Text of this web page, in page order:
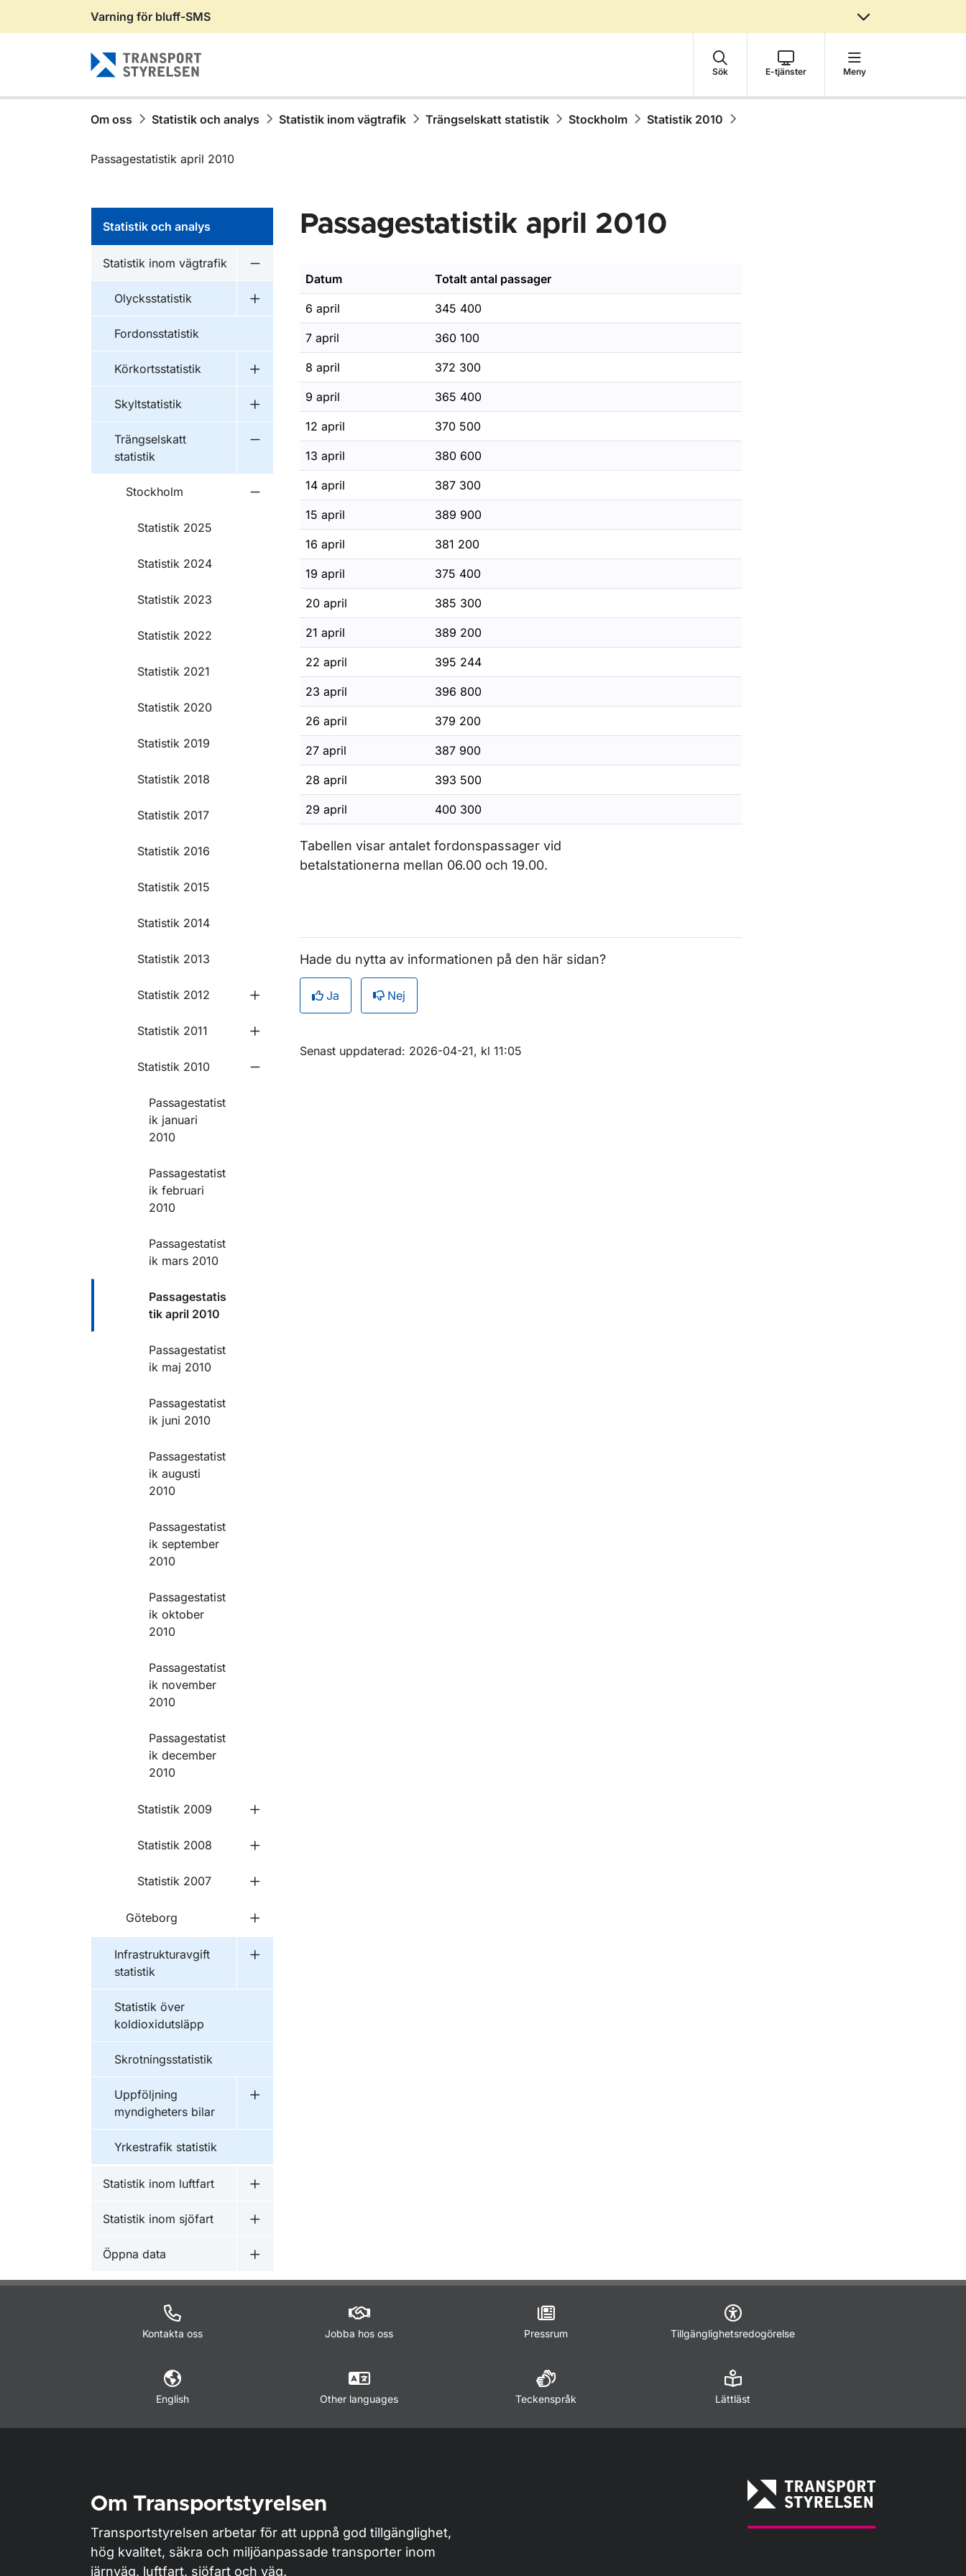
Gå till sidans innehåll
Varning för bluff-SMS
Sök E-tjänster Meny
Om oss Statistik och analys Statistik inom vägtrafik Trängselskatt statistik Stockholm Statistik 2010
Passagestatistik april 2010
Statistik och analys
Statistik inom vägtrafik
Undermeny för Statistik inom vägtrafik
Olycksstatistik
Undermeny för Olycksstatistik
Fordonsstatistik
Körkortsstatistik
Undermeny för Körkortsstatistik
Skyltstatistik
Undermeny för Skyltstatistik
Trängselskatt
statistik
Stockholm
Undermeny för Stockholm
Statistik 2025
Statistik 2024
Statistik 2023
Statistik 2022
Statistik 2021
Statistik 2020
Statistik 2019
Statistik 2018
Statistik 2017
Statistik 2016
Statistik 2015
Statistik 2014
Statistik 2013
Statistik 2012
Undermeny för Statistik 2012
Statistik 2011
Undermeny för Statistik 2011
Statistik 2010
Passagestatist
ik januari
2010
Passagestatist
ik februari
2010
Passagestatist
ik mars 2010
Passagestatis
tik april 2010
Passagestatist
ik maj 2010
Passagestatist
ik juni 2010
Passagestatist
ik augusti
2010
Passagestatist
ik september
2010
Passagestatist
ik oktober
2010
Passagestatist
ik november
2010
Passagestatist
ik december
2010
Statistik 2009
Statistik 2008
Statistik 2007
Göteborg
Undermeny för Göteborg
Infrastrukturavgift
statistik
Undermeny för Infrastrukturavgift statistik
Statistik över
koldioxidutsläpp
Skrotningsstatistik
Uppföljning
myndigheters bilar
Undermeny för Uppföljning myndigheters bilar
Yrkestrafik statistik
Statistik inom luftfart
Undermeny för Statistik inom luftfart
Statistik inom sjöfart
Undermeny för Statistik inom sjöfart
Öppna data
Undermeny för Öppna data
Passagestatistik april 2010
Datum Totalt antal passager
6 april 345 400
7 april 360 100
8 april 372 300
9 april 365 400
12 april 370 500
13 april 380 600
14 april 387 300
15 april 389 900
16 april 381 200
19 april 375 400
20 april 385 300
21 april 389 200
22 april 395 244
23 april 396 800
26 april 379 200
27 april 387 900
28 april 393 500
29 april 400 300
Tabellen visar antalet fordonspassager vid
betalstationerna mellan 06.00 och 19.00.
Hade du nytta av informationen på den här sidan?
Ja Nej
Om sidan
Senast uppdaterad: 2026-04-21, kl 11:05
Kontakta oss Jobba hos oss Pressrum Tillgänglighetsredogörelse
English Other languages Teckenspråk Lättläst
Om Transportstyrelsen
Transportstyrelsen arbetar för att uppnå god tillgänglighet,
hög kvalitet, säkra och miljöanpassade transporter inom
järnväg, luftfart, sjöfart och väg.